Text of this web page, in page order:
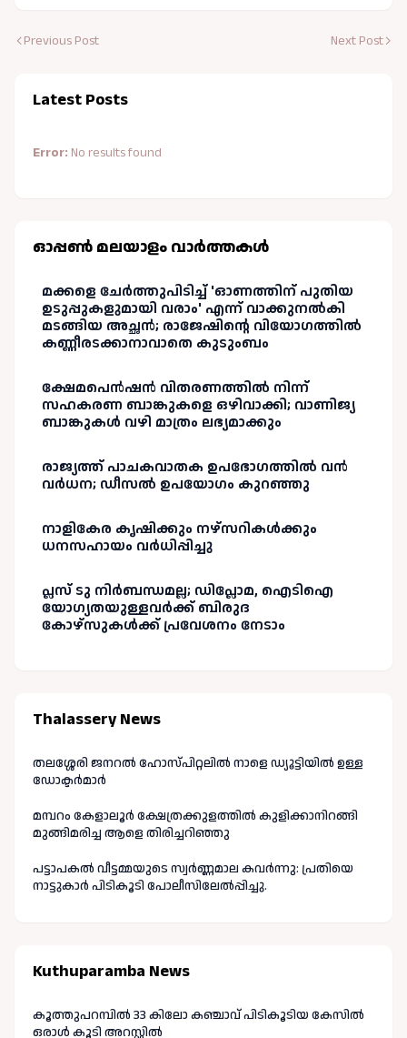
Previous Post Next Post
Latest Posts
Error: No results found
ഓപ്പണ്‍ മലയാളം വാർത്തകള്‍
മക്കളെ ചേർത്തുപിടിച്ച് 'ഓണത്തിന് പുതിയ
ഉടുപ്പുകളുമായി വരാം' എന്ന് വാക്കുനൽകി
മടങ്ങിയ അച്ഛൻ; രാജേഷിന്റെ വിയോഗത്തിൽ
കണ്ണീരടക്കാനാവാതെ കുടുംബം
ക്ഷേമപെൻഷൻ വിതരണത്തിൽ നിന്ന്
സഹകരണ ബാങ്കുകളെ ഒഴിവാക്കി; വാണിജ്യ
ബാങ്കുകൾ വഴി മാത്രം ലഭ്യമാക്കും
രാജ്യത്ത് പാചകവാതക ഉപഭോഗത്തിൽ വൻ
വർധന; ഡീസൽ ഉപയോഗം കുറഞ്ഞു
നാളികേര കൃഷിക്കും നഴ്സറികൾക്കും
ധനസഹായം വർധിപ്പിച്ചു
പ്ലസ് ടു നിർബന്ധമല്ല; ഡിപ്ലോമ, ഐടിഐ
യോഗ്യതയുള്ളവർക്ക് ബിരുദ
കോഴ്‌സുകൾക്ക് പ്രവേശനം നേടാം
Thalassery News
തലശ്ശേരി ജനറൽ ഹോസ്പിറ്റലിൽ നാളെ ഡ്യൂട്ടിയിൽ ഉള്ള
ഡോക്ടർമാർ
മമ്പറം കേളാലൂർ ക്ഷേത്രക്കുളത്തിൽ കുളിക്കാനിറങ്ങി
മുങ്ങിമരിച്ച ആളെ തിരിച്ചറിഞ്ഞു
പട്ടാപകൽ വീട്ടമ്മയുടെ സ്വർണ്ണമാല കവർന്നു: പ്രതിയെ
നാട്ടുകാർ പിടികൂടി പോലീസിലേൽപ്പിച്ചു.
Kuthuparamba News
കൂത്തുപറമ്പിൽ 33 കിലോ കഞ്ചാവ് പിടികൂടിയ കേസിൽ
ഒരാൾ കൂടി അറസ്റ്റിൽ